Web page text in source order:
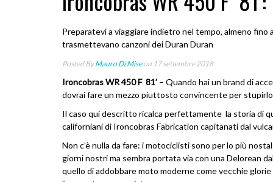
Preparatevi a viaggiare indietro nel tempo, almeno fino
trasmettevano canzoni dei Duran Duran
Posted ByMauro Di Miseon 17 settembre 2018
Ironcobras WR 450 F 81’ – Quando hai un brand di
dovrai fare un mezzo piuttosto convincente per
Il caso qui descritto ricalca perfettamente la storia di
californiani di Ironcobras Fabrication capitanati dal
Non c’è nulla da fare: i motociclisti sono per lo più
giorni nostri ma sembra portata via con una Delorean
quello di addobbare moto moderne come vecchie